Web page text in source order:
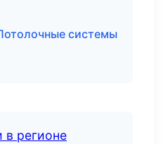
системы
в регионе